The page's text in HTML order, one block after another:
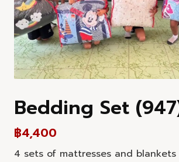
Bedding Set
฿4,400
4 sets of mattresses and